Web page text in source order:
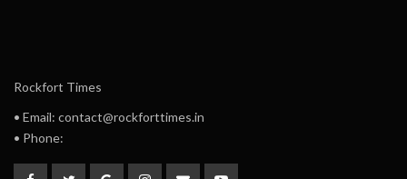
Rockfort Times
• Email: contact@rockforttimes.in
• Phone: